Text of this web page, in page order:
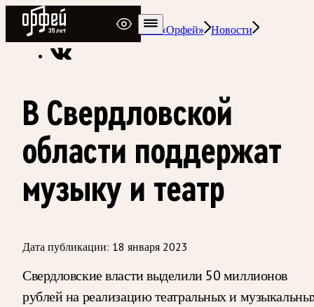
Радио Орфей
Радио классической музыки «Орфей» Новости
В Свердловской
области поддержат
музыку и театр
Дата публикации: 18 января 2023
Свердловские власти выделили 50 миллионов
рублей на реализацию театральных и